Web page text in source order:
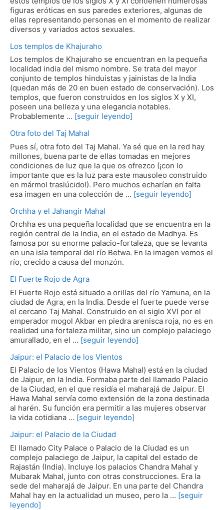
figuras eróticas en sus paredes exteriores, algunas de
ellas representando personas en el momento de realizar
diversos y variados actos sexuales.
Los templos de Khajuraho
Los templos de Khajuraho se encuentran en la pequeña
localidad india del mismo nombre. Se trata del mayor
conjunto de templos hinduistas y jainistas de la India
(quedan más de 20 en buen estado de conservación). Los
templos, que fueron construidos en los siglos X y XI,
poseen una belleza y una elegancia notables.
Probablemente … [seguir leyendo]
Otra foto del Taj Mahal
Pues sí, otra foto del Taj Mahal. Ya sé que en la red hay
millones, buena parte de ellas tomadas en mejores
condiciones de luz que la que os ofrezco (¡con lo
importante que es la luz para este mausoleo construido
en mármol traslúcido!). Pero muchos echarían en falta
esa imagen en una colección de … [seguir leyendo]
Orchha y el Jahangir Mahal
Orchha es una pequeña localidad que se encuentra en la
región central de la India, en el estado de Madhya. Es
famosa por su enorme palacio-fortaleza, que se levanta
en una isla temporal del río Betwa. En la imagen vemos el
río, crecido a causa del monzón.
El Fuerte Rojo de Agra
El Fuerte Rojo está situado a orillas del río Yamuna, en la
ciudad de Agra, en la India. Desde el fuerte puede verse
el cercano Taj Mahal. Construido en el siglo XVI por el
emperador mogol Akbar en piedra arenisca roja, no es en
realidad una fortaleza militar, sino un complejo palaciego
amurallado, en el … [seguir leyendo]
Jaipur: el Palacio de los Vientos
El Palacio de los Vientos (Hawa Mahal) está en la ciudad
de Jaipur, en la India. Formaba parte del llamado Palacio
de la Ciudad, en el que residía el maharajá de Jaipur. El
Hawa Mahal servía como extensión de la zona destinada
al harén. Su función era permitir a las mujeres observar
la vida cotidiana … [seguir leyendo]
Jaipur: el Palacio de la Ciudad
El llamado City Palace o Palacio de la Ciudad es un
complejo palaciego de Jaipur, la capital del estado de
Rajastán (India). Incluye los palacios Chandra Mahal y
Mubarak Mahal, junto con otras construcciones. Era la
sede del maharajá de Jaipur. En una parte del Chandra
Mahal hay en la actualidad un museo, pero la … [seguir
leyendo]